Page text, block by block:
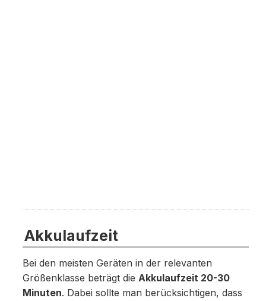
Akkulaufzeit
Bei den meisten Geräten in der relevanten
Größenklasse beträgt die Akkulaufzeit 20-30
Minuten. Dabei sollte man berücksichtigen, dass